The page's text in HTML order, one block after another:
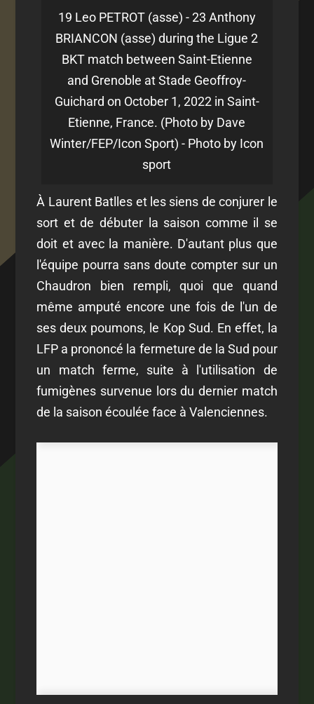
19 Leo PETROT (asse) - 23 Anthony
BRIANCON (asse) during the Ligue 2
BKT match between Saint-Etienne
and Grenoble at Stade Geoffroy-
Guichard on October 1, 2022 in Saint-
Etienne, France. (Photo by Dave
Winter/FEP/Icon Sport) - Photo by Icon
sport
À Laurent Batlles et les siens de conjurer le
sort et de débuter la saison comme il se
doit et avec la manière. D'autant plus que
l'équipe pourra sans doute compter sur un
Chaudron bien rempli, quoi que quand
même amputé encore une fois de l'un de
ses deux poumons, le Kop Sud. En effet, la
LFP a prononcé la fermeture de la Sud pour
un match ferme, suite à l'utilisation de
fumigènes survenue lors du dernier match
de la saison écoulée face à Valenciennes.